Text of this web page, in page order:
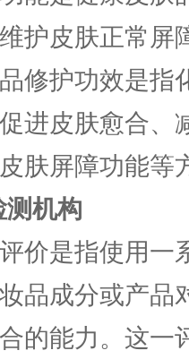
护皮肤正常屏
修护功效是指
进皮肤愈合、
肤屏障功能等
测机构
价是指使用一
品成分或产品
的能力。这一